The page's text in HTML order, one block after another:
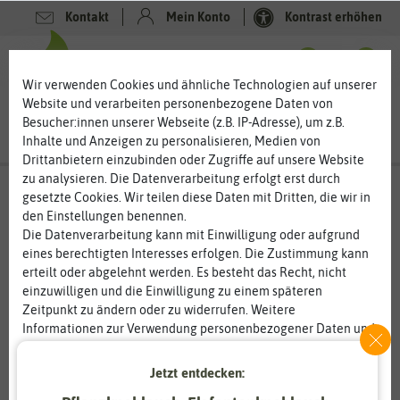
Kontakt Mein Konto Kontrast erhöhen
-80%
Wir verwenden Cookies und ähnliche Technologien auf unserer
Website und verarbeiten personenbezogene Daten von
Besucher:innen unserer Webseite (z.B. IP-Adresse), um z.B.
Inhalte und Anzeigen zu personalisieren, Medien von
Drittanbietern einzubinden oder Zugriffe auf unsere Website
zu analysieren. Die Datenverarbeitung erfolgt erst durch
gesetzte Cookies. Wir teilen diese Daten mit Dritten, die wir in
den Einstellungen benennen.
Die Datenverarbeitung kann mit Einwilligung oder aufgrund
eines berechtigten Interesses erfolgen. Die Zustimmung kann
erteilt oder abgelehnt werden. Es besteht das Recht, nicht
einzuwilligen und die Einwilligung zu einem späteren
Zeitpunkt zu ändern oder zu widerrufen. Weitere
Informationen zur Verwendung personenbezogener Daten und
Jetzt entdecken: